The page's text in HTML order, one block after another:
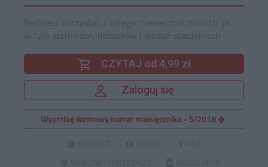
CZYTAJ od 4,99 zł
Zaloguj się
Wypróbuj darmowy numer miesięcznika - 5/2018